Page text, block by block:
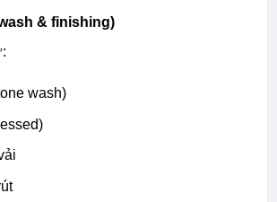
& finishing)
wash)